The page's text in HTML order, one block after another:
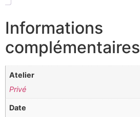
Informations
complémentaires
Atelier
Privé
Date